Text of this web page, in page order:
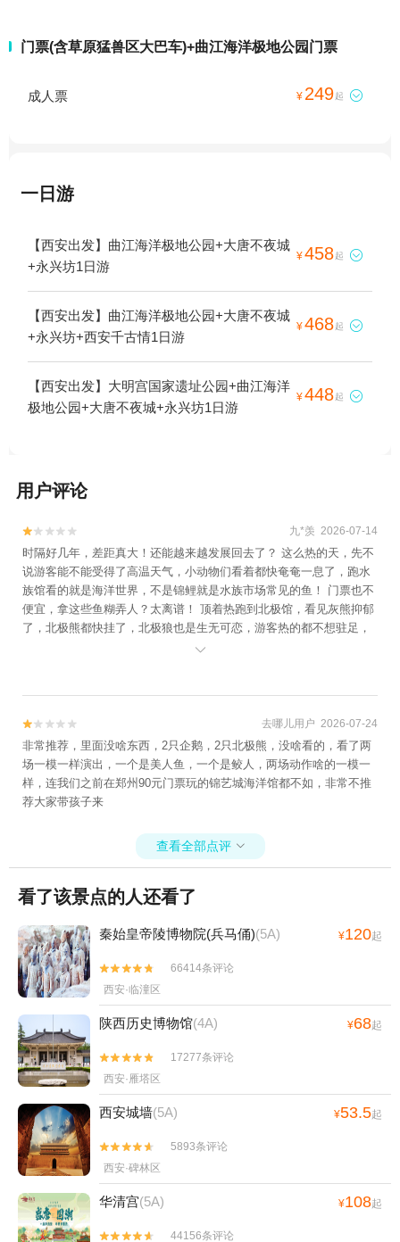
门票(含草原猛兽区大巴车)+曲江海洋极地公园门票
成人票 ¥ 249起 
一日游
【西安出发】曲江海洋极地公园+大唐不夜城
+永兴坊1日游
¥458起 
【西安出发】曲江海洋极地公园+大唐不夜城
+永兴坊+西安千古情1日游
¥468起 
【西安出发】大明宫国家遗址公园+曲江海洋
极地公园+大唐不夜城+永兴坊1日游
¥448起 
用户评论

 九*羡 2026-07-14
时隔好几年，差距真大！还能越来越发展回去了？ 这么热的天，先不
说游客能不能受得了高温天气，小动物们看着都快奄奄一息了，跑水
族馆看的就是海洋世界，不是锦鲤就是水族市场常见的鱼！ 门票也不
便宜，拿这些鱼糊弄人？太离谱！ 顶着热跑到北极馆，看见灰熊抑郁
了，北极熊都快挂了，北极狼也是生无可恋，游客热的都不想驻足，
何况这些动物？年轻人都是叹气着走了，村民们玩的不亦乐乎，水池
鳞颜色整体发黑看不出来吗？ 整个没文化的在这虐待动物，也不知道
你们这些年在干什么。中央空调不整修，拿柜式空调代替，领导看见
了该怎么安排你们呢？ 实在不行就别开门，放过这些物种，濒危物种
直接让你们养灭绝得了。 太残暴！ 别浪费这片地了，简单粗暴直接种
麦吧，艹！


 去哪儿用户 2026-07-24
非常推荐，里面没啥东西，2只企鹅，2只北极熊，没啥看的，看了两
场一模一样演出，一个是美人鱼，一个是鲛人，两场动作啥的一模一
样，连我们之前在郑州90元门票玩的锦艺城海洋馆都不如，非常不推
荐大家带孩子来
查看全部点评 
看了该景点的人还看了
秦始皇帝陵博物院(兵马俑)(5A) ¥120起


66414条评论
西安·临潼区
陕西历史博物馆(4A) ¥68起


17277条评论
西安·雁塔区
西安城墙(5A) ¥53.5起


5893条评论
西安·碑林区
华清宫(5A) ¥108起

 44156条评论